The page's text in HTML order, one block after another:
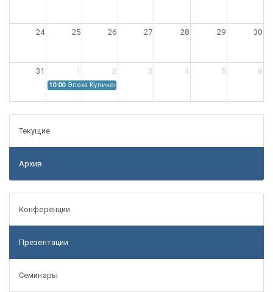
24 25 26 27 28 29 30
31 1 2 3 4 5 6
10:00 Эпоха Куликовской битвы: Проблемы источниковедения
Текущие
Архив
Конференции
Презентации
Семинары